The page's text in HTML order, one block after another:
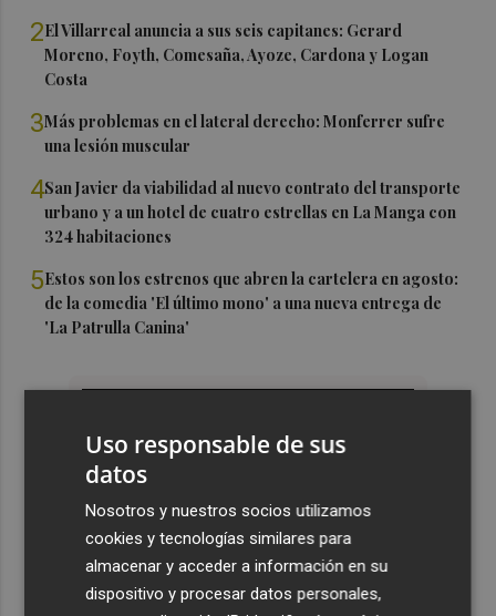
2El Villarreal anuncia a sus seis capitanes: Gerard
Moreno, Foyth, Comesaña, Ayoze, Cardona y Logan
Costa
3Más problemas en el lateral derecho: Monferrer sufre
una lesión muscular
4San Javier da viabilidad al nuevo contrato del transporte
urbano y a un hotel de cuatro estrellas en La Manga con
324 habitaciones
5Estos son los estrenos que abren la cartelera en agosto:
de la comedia 'El último mono' a una nueva entrega de
'La Patrulla Canina'
Uso responsable de sus
datos
Nosotros y nuestros socios utilizamos
cookies y tecnologías similares para
almacenar y acceder a información en su
dispositivo y procesar datos personales,